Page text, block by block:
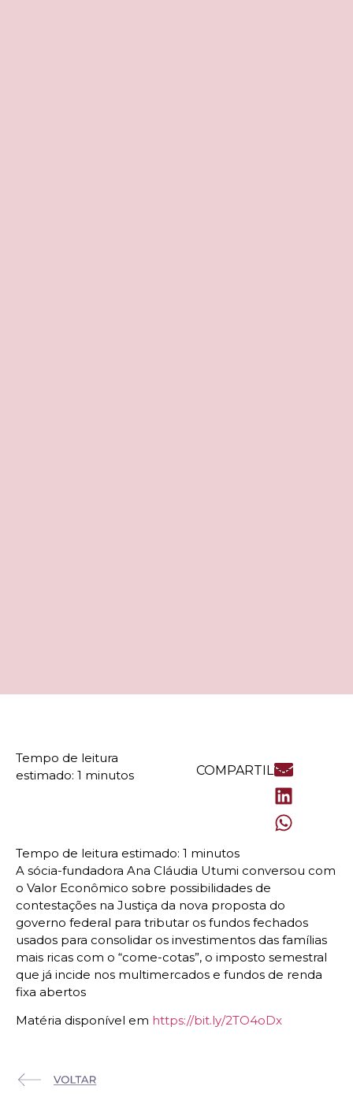
COMPARTILHE
A sócia-fundadora Ana Cláudia Utumi conversou com
o Valor Econômico sobre possibilidades de
contestações na Justiça da nova proposta do
governo federal para tributar os fundos fechados
usados para consolidar os investimentos das famílias
mais ricas com o “come-cotas”, o imposto semestral
que já incide nos multimercados e fundos de renda
fixa abertos
Matéria disponível em https://bit.ly/2TO4oDx